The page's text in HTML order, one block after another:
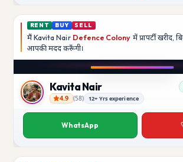
RENT BUY SELL
मैं Kavita Nair Defence Colony में प्रापर्टी खरीद,
आपकी मददकरूँगी।
Kavita Nair
Kavita Nair
4.9 (58) 12+ Yrs experience
WhatsApp